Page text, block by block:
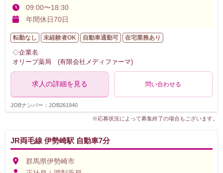
09:00〜18:30
年間休日70日
転勤なし 未経験者OK 自動車通勤可 在宅業務あり
◇企業名
オリーブ薬局 (有限会社メディファーマ)
求人の詳細を見る 問い合わせる
JOBナンバー：JOB261940
※応募状況によって募集終了の場合もございます。
JR両毛線 伊勢崎駅 自動車7分
群馬県伊勢崎市